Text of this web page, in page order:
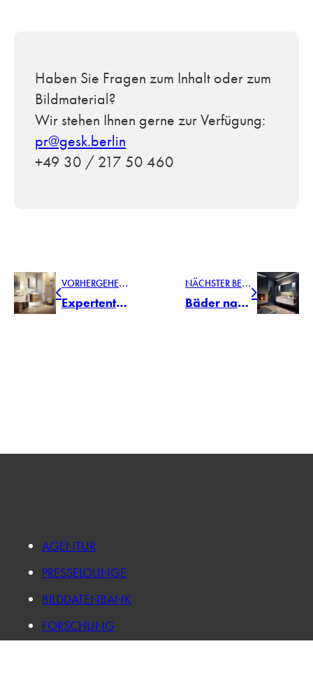
Haben Sie Fragen zum Inhalt oder zum
Bildmaterial?
Wir stehen Ihnen gerne zur Verfügung:
pr@gesk.berlin
+49 30 / 217 50 460
V
ORHERGEHENDER BEITRAG
Expertentipp Badezimmer: Bewegungsfreiheit im barrierearmen Bad
N
ÄCHSTER BEITRAG
Bäder nach Bedarf
AGENTUR
PRESSELOUNGE
BILDDATENBANK
FORSCHUNG